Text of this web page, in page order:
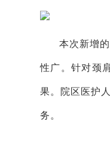
本次新增
性广。针对颈
果。院区医护
务。